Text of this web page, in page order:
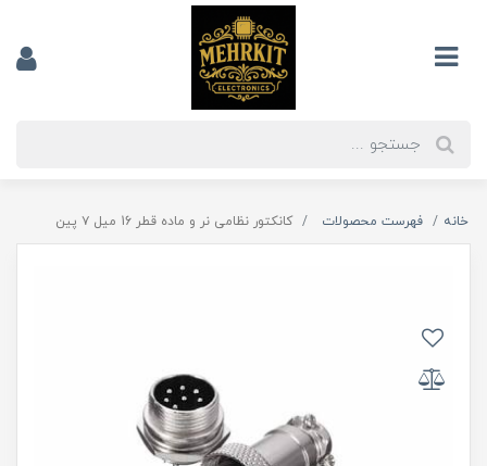
خانه فهرست محصولات کانکتور نظامی نر و ماده قطر 16 میل ۷ پین